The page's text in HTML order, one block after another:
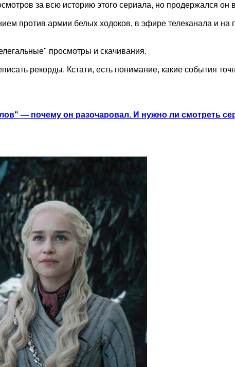
за всю историю этого сериала, но продержался он
против армии белых ходоков, в эфире телеканала и на
просмотры и скачивания.
рекорды. Кстати, есть понимание, какие события
— почему он разочаровал. И нужно ли смотреть